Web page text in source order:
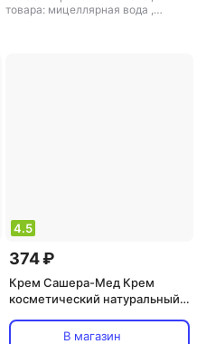
товара: мицеллярная вода ,
4.5
374 ₽
Крем Сашера-Мед Крем
косметический натуральный
В магазин